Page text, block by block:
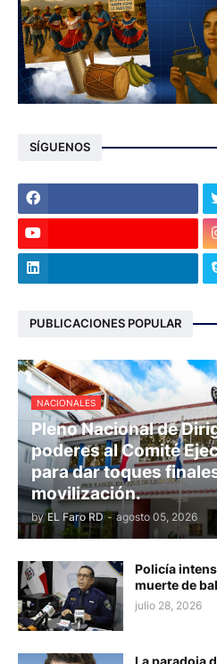
SÍGUENOS
PUBLICACIONES POPULAR
NACIONALES
Pleno Nacional de
poderes al Comité
para dar toques
movilización.
by EL Faro RD - agosto 05, 2026
Policía
muerte de
julio 28, 2026
La paradoja